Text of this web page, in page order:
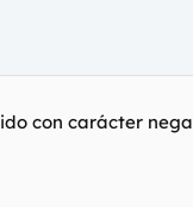
con carácter